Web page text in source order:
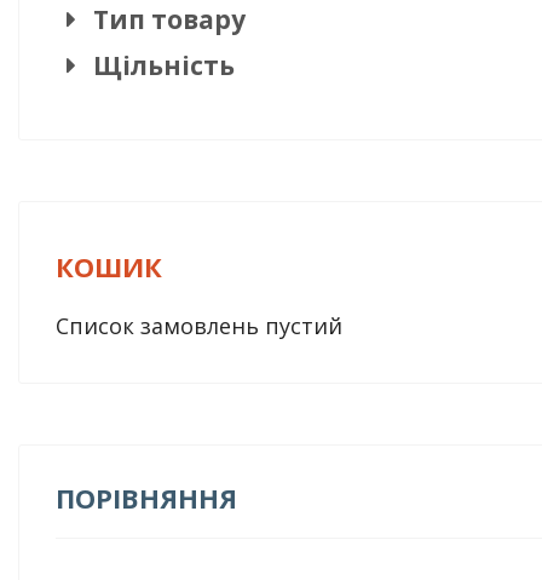
Тип товару
Щільність
КОШИК
Список замовлень пустий
ПОРІВНЯННЯ